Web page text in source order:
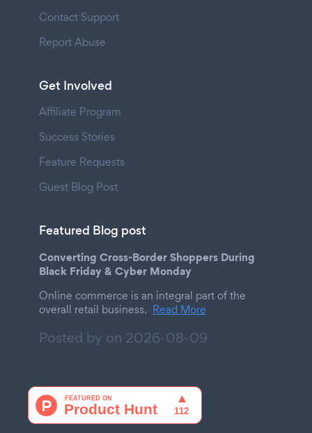
Contact Support
Report Abuse
Get Involved
Affiliate Program
Success Stories
Feature Requests
Guest Blog Post
Featured Blog post
Converting Cross-Border Shoppers During
Black Friday & Cyber Monday
Online commerce is an integral part of the
overall retail business. Read More
Posted by on 2026-08-09